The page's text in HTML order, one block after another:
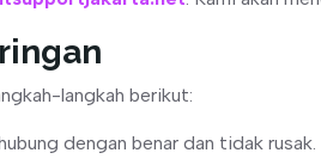
langkah berikut:
dengan benar dan tidak rusak.